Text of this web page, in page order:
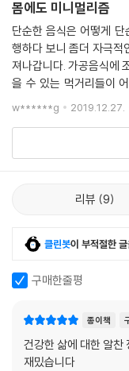
몸에도 미니멀리즘
단순한 음식은 어떻게
행하다 보니 좀더 자극적
져나갑니다. 가공음식에
을 수 있는 먹거리들이
습니다. 나역시 저자처
삼던 때가 있었습니다.
조미료와 짠맛을 질색했
w******g 2019.12.27.
리뷰 9
클린봇이 부적절한
구매한줄평
종이책
건강한 삶에 대한 알찬
재밌습니다